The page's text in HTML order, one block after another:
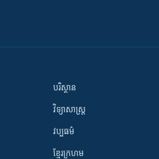
បរិស្ថាន
វិទ្យាសាស្រ្ត
វប្បធម៌
ខ្មែរក្រហម